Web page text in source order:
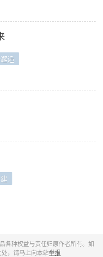
逅
各种权益与责任归原作者所有。如
，请马上向本站举报